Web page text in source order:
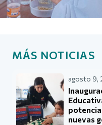
MÁS NOTICIAS
agosto 9,
nuevas